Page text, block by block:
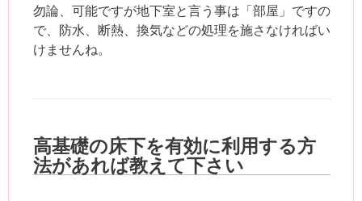
勿論、可能ですが地下室と言う事は「部屋」ですの
で、防水、断熱、換気などの処理を施さなければい
けませんね。
高基礎の床下を有効に利用する方
法があれば教えて下さい